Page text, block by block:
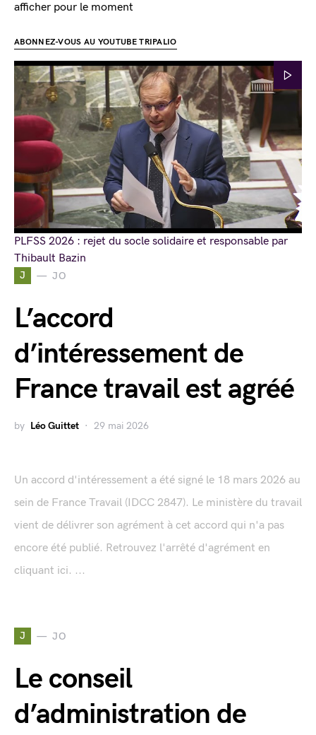
J JO
L’accord
d’intéressement de
France travail est agréé
by Léo Guittet 29 mai 2026
Un accord d'intéressement a été signé le 18 mars 2026 au
sein de France Travail (IDCC 2847). Le ministère du travail
vient de délivrer son agrément à cet accord qui n'a pas
encore été publié. Retrouvez l'arrêté d'agrément en
cliquant ici. ...
J JO
Le conseil
d’administration de
afficher pour le moment
ABONNEZ-VOUS AU YOUTUBE TRIPALIO
PLFSS 2026 : rejet du socle solidaire et responsable par
Thibault Bazin